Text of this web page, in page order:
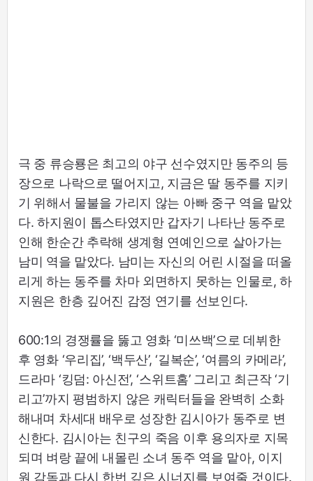
극 중 류승룡은 최고의 야구 선수였지만 동주의 등
장으로 나락으로 떨어지고, 지금은 딸 동주를 지키
기 위해서 물불을 가리지 않는 아빠 중구 역을 맡았
다. 하지원이 톱스타였지만 갑자기 나타난 동주로
인해 한순간 추락해 생계형 연예인으로 살아가는
남미 역을 맡았다. 남미는 자신의 어린 시절을 떠올
리게 하는 동주를 차마 외면하지 못하는 인물로, 하
지원은 한층 깊어진 감정 연기를 선보인다.
600:1의 경쟁률을 뚫고 영화 ‘미쓰백’으로 데뷔한
후 영화 ‘우리집’, ‘백두산’, ‘길복순’, ‘여름의 카메라’,
드라마 ‘킹덤: 아신전’, ‘스위트홈’ 그리고 최근작 ‘기
리고’까지 평범하지 않은 캐릭터들을 완벽히 소화
해내며 차세대 배우로 성장한 김시아가 동주로 변
신한다. 김시아는 친구의 죽음 이후 용의자로 지목
되며 벼랑 끝에 내몰린 소녀 동주 역을 맡아, 이지
원 감독과 다시 한번 깊은 시너지를 보여줄 것이다.